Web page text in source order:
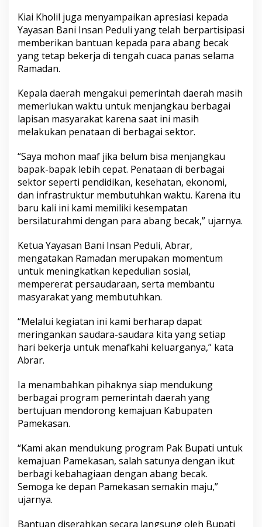
Kiai Kholil juga menyampaikan apresiasi kepada
Yayasan Bani Insan Peduli yang telah berpartisipasi
memberikan bantuan kepada para abang becak
yang tetap bekerja di tengah cuaca panas selama
Ramadan.
Kepala daerah mengakui pemerintah daerah masih
memerlukan waktu untuk menjangkau berbagai
lapisan masyarakat karena saat ini masih
melakukan penataan di berbagai sektor.
“Saya mohon maaf jika belum bisa menjangkau
bapak-bapak lebih cepat. Penataan di berbagai
sektor seperti pendidikan, kesehatan, ekonomi,
dan infrastruktur membutuhkan waktu. Karena itu
baru kali ini kami memiliki kesempatan
bersilaturahmi dengan para abang becak,” ujarnya.
Ketua Yayasan Bani Insan Peduli, Abrar,
mengatakan Ramadan merupakan momentum
untuk meningkatkan kepedulian sosial,
mempererat persaudaraan, serta membantu
masyarakat yang membutuhkan.
“Melalui kegiatan ini kami berharap dapat
meringankan saudara-saudara kita yang setiap
hari bekerja untuk menafkahi keluarganya,” kata
Abrar.
Ia menambahkan pihaknya siap mendukung
berbagai program pemerintah daerah yang
bertujuan mendorong kemajuan Kabupaten
Pamekasan.
“Kami akan mendukung program Pak Bupati untuk
kemajuan Pamekasan, salah satunya dengan ikut
berbagi kebahagiaan dengan abang becak.
Semoga ke depan Pamekasan semakin maju,”
ujarnya.
Bantuan diserahkan secara langsung oleh Bupati